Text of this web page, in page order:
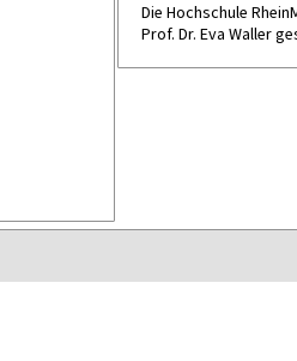
Die Hochschule
Prof. Dr. Eva Waller